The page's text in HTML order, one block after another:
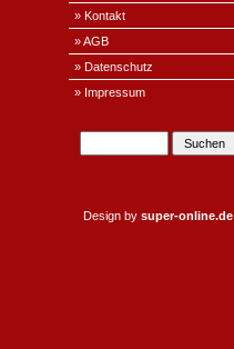
» Kontakt
» AGB
» Datenschutz
» Impressum
Design by super-online.de